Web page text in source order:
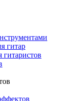
гитар
гитаристов